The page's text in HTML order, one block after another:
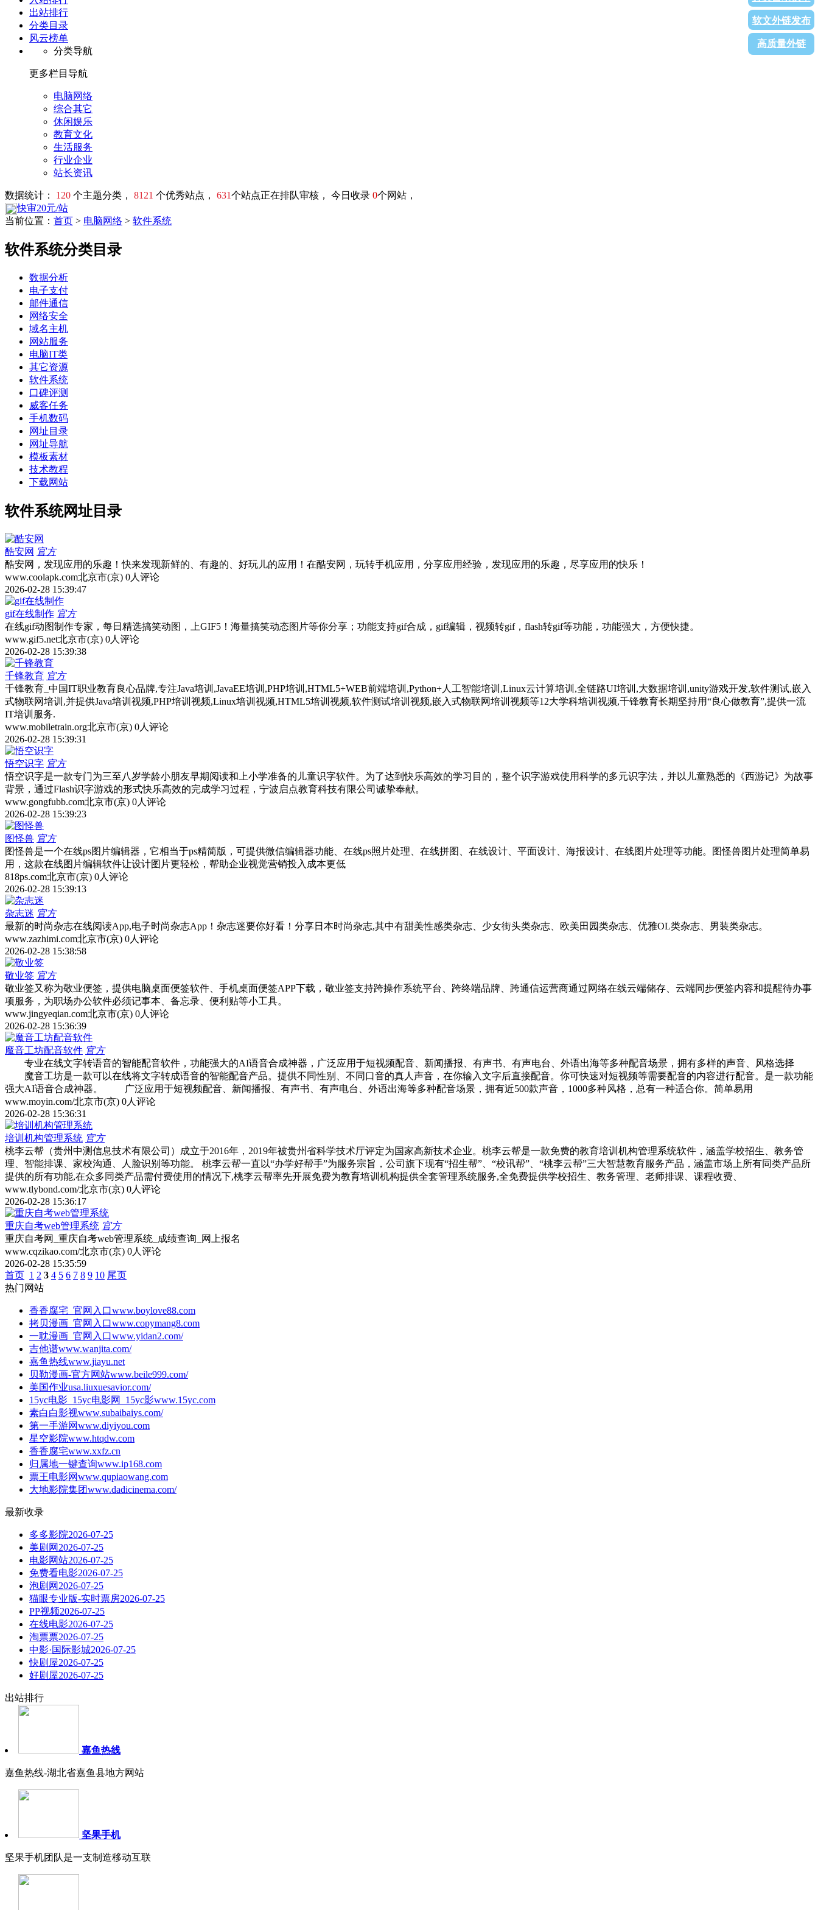
出站排行
分类目录
风云榜单
分类导航
更多栏目导航
电脑网络
综合其它
休闲娱乐
教育文化
生活服务
行业企业
站长资讯
数据统计： 120 个主题分类， 8121 个优秀站点， 631个站点正在排队审核， 今日收录 0个网站，
快审20元/站
软文外链发布
高质量外链
当前位置： 首页 > 电脑网络 > 软件系统
软件系统分类目录
数据分析
电子支付
邮件通信
网络安全
域名主机
网站服务
电脑IT类
其它资源
软件系统
口碑评测
威客任务
手机数码
网址目录
网址导航
模板素材
技术教程
下载网站
软件系统网址目录
酷安网 官方
酷安网，发现应用的乐趣！快来发现新鲜的、有趣的、好玩儿的应用！在酷安网，玩转手机应用，分享应用经验，发现应用的乐趣，尽享应用的快乐！
www.coolapk.com北京市(京) 0人评论
2026-02-28 15:39:47
gif在线制作 官方
在线gif动图制作专家，每日精选搞笑动图，上GIF5！海量搞笑动态图片等你分享；功能支持gif合成，gif编辑，视频转gif，flash转gif等功能，功能强大，方便快捷。
www.gif5.net北京市(京) 0人评论
2026-02-28 15:39:38
千锋教育 官方
千锋教育_中国IT职业教育良心品牌,专注Java培训,JavaEE培训,PHP培训,HTML5+WEB前端培训,Python+人工智能培训,Linux云计算培训,全链路UI培训,大数据培训,unity游戏开发,软件测试,嵌入
式物联网培训,并提供Java培训视频,PHP培训视频,Linux培训视频,HTML5培训视频,软件测试培训视频,嵌入式物联网培训视频等12大学科培训视频,千锋教育长期坚持用“良心做教育”,提供一流
IT培训服务.
www.mobiletrain.org北京市(京) 0人评论
2026-02-28 15:39:31
悟空识字 官方
悟空识字是一款专门为三至八岁学龄小朋友早期阅读和上小学准备的儿童识字软件。为了达到快乐高效的学习目的，整个识字游戏使用科学的多元识字法，并以儿童熟悉的《西游记》为故事
背景，通过Flash识字游戏的形式快乐高效的完成学习过程，宁波启点教育科技有限公司诚挚奉献。
www.gongfubb.com北京市(京) 0人评论
2026-02-28 15:39:23
图怪兽 官方
图怪兽是一个在线ps图片编辑器，它相当于ps精简版，可提供微信编辑器功能、在线ps照片处理、在线拼图、在线设计、平面设计、海报设计、在线图片处理等功能。图怪兽图片处理简单易
用，这款在线图片编辑软件让设计图片更轻松，帮助企业视觉营销投入成本更低
818ps.com北京市(京) 0人评论
2026-02-28 15:39:13
杂志迷 官方
最新的时尚杂志在线阅读App,电子时尚杂志App！杂志迷要你好看！分享日本时尚杂志,其中有甜美性感类杂志、少女街头类杂志、欧美田园类杂志、优雅OL类杂志、男装类杂志。
www.zazhimi.com北京市(京) 0人评论
2026-02-28 15:38:58
敬业签 官方
敬业签又称为敬业便签，提供电脑桌面便签软件、手机桌面便签APP下载，敬业签支持跨操作系统平台、跨终端品牌、跨通信运营商通过网络在线云端储存、云端同步便签内容和提醒待办事
项服务，为职场办公软件必须记事本、备忘录、便利贴等小工具。
www.jingyeqian.com北京市(京) 0人评论
2026-02-28 15:36:39
魔音工坊配音软件 官方
专业在线文字转语音的智能配音软件，功能强大的AI语音合成神器，​广泛应用于短视频配音、新闻播报、有声书、有声电台、外语出海等多种配音场景，拥有多样的声音、风格选择
魔音工坊是一款可以在线将文字转成语音的智能配音产品。提供不同性别、不同口音的真人声音，在你输入文字后直接配音。你可快速对短视频等需要配音的内容进行配音。是一款功能
强大AI语音合成神器。 广泛应用于短视频配音、新闻播报、有声书、有声电台、外语出海等多种配音场景，拥有近500款声音，1000多种风格，总有一种适合你。简单易用
www.moyin.com/北京市(京) 0人评论
2026-02-28 15:36:31
培训机构管理系统 官方
桃李云帮（贵州中测信息技术有限公司）成立于2016年，2019年被贵州省科学技术厅评定为国家高新技术企业。桃李云帮是一款免费的教育培训机构管理系统软件，涵盖学校招生、教务管
理、智能排课、家校沟通、人脸识别等功能。 桃李云帮一直以“办学好帮手”为服务宗旨，公司旗下现有“招生帮”、“校讯帮”、“桃李云帮”三大智慧教育服务产品，涵盖市场上所有同类产品所
提供的所有功能,在众多同类产品需付费使用的情况下,桃李云帮率先开展免费为教育培训机构提供全套管理系统服务,全免费提供学校招生、教务管理、老师排课、课程收费、
www.tlybond.com/北京市(京) 0人评论
2026-02-28 15:36:17
重庆自考web管理系统 官方
重庆自考网_重庆自考web管理系统_成绩查询_网上报名
www.cqzikao.com/北京市(京) 0人评论
2026-02-28 15:35:59
首页 1 2 3 4 5 6 7 8 9 10 尾页
热门网站
香香腐宅_官网入口www.boylove88.com
拷贝漫画_官网入口www.copymang8.com
一耽漫画_官网入口www.yidan2.com/
吉他谱www.wanjita.com/
嘉鱼热线www.jiayu.net
贝勒漫画-官方网站www.beile999.com/
美国作业usa.liuxuesavior.com/
15yc电影_15yc电影网_15yc影www.15yc.com
素白白影视www.subaibaiys.com/
第一手游网www.diyiyou.com
星空影院www.htqdw.com
香香腐宅www.xxfz.cn
归属地一键查询www.ip168.com
票王电影网www.qupiaowang.com
大地影院集团www.dadicinema.com/
最新收录
多多影院2026-07-25
美剧网 2026-07-25
电影网站2026-07-25
免费看电影2026-07-25
泡剧网 2026-07-25
猫眼专业版-实时票房2026-07-25
PP视频2026-07-25
在线电影2026-07-25
淘票票2026-07-25
中影·国际影城2026-07-25
快剧屋2026-07-25
好剧屋2026-07-25
出站排行
嘉鱼热线
嘉鱼热线-湖北省嘉鱼县地方网站
坚果手机
坚果手机团队是一支制造移动互联